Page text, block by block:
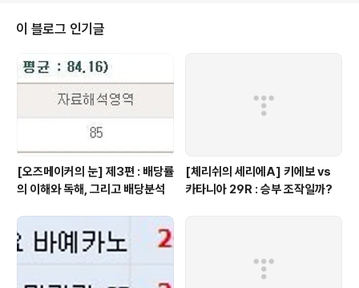
은 도박사들이 예측한대로 한국의 승리로 끝났습니다. 도
박사들은 오늘의 승리확률은 보통 50-54% 사이로 예상
구할 수 있는데, 표와 같이 ..
이 블로그 인기글
[오즈메이커의 눈] 제3편 : 배당률
의 이해와 독해, 그리고 배당분석
[체리쉬의 세리에A] 키에보 vs
카타니아 29R : 승부 조작일까?